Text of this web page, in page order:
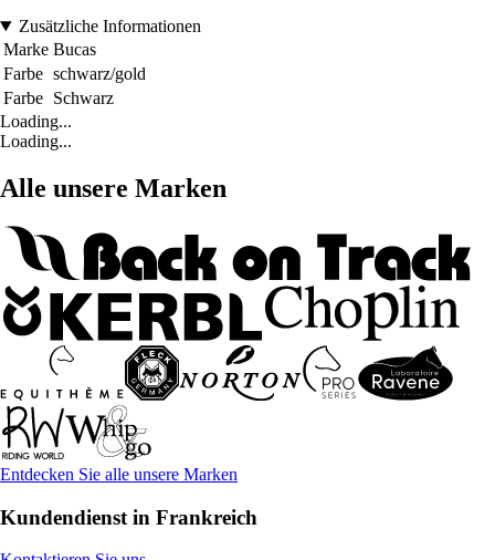
Zusätzliche Informationen
Marke Bucas
Farbe schwarz/gold
Farbe Schwarz
Loading...
Loading...
Alle unsere Marken
Entdecken Sie alle unsere Marken
Kundendienst in Frankreich